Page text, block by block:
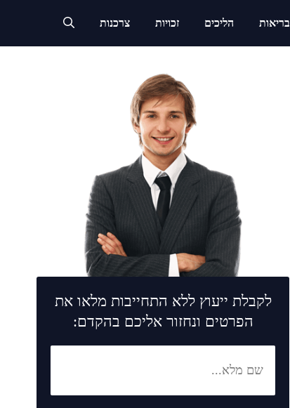
בריאות הליכים זכויות צרכנות
לקבלת ייעוץ ללא התחייבות מלאו את
הפרטים ונחזור אליכם בהקדם: